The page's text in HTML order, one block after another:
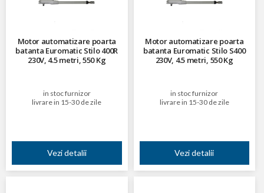
Motor automatizare poarta
batanta Euromatic Stilo 400R
230V, 4.5 metri, 550 Kg
in stoc furnizor
livrare in 15-30 de zile
Vezi detalii
Motor automatizare poarta
batanta Euromatic Stilo S400
230V, 4.5 metri, 550 Kg
in stoc furnizor
livrare in 15-30 de zile
Vezi detalii